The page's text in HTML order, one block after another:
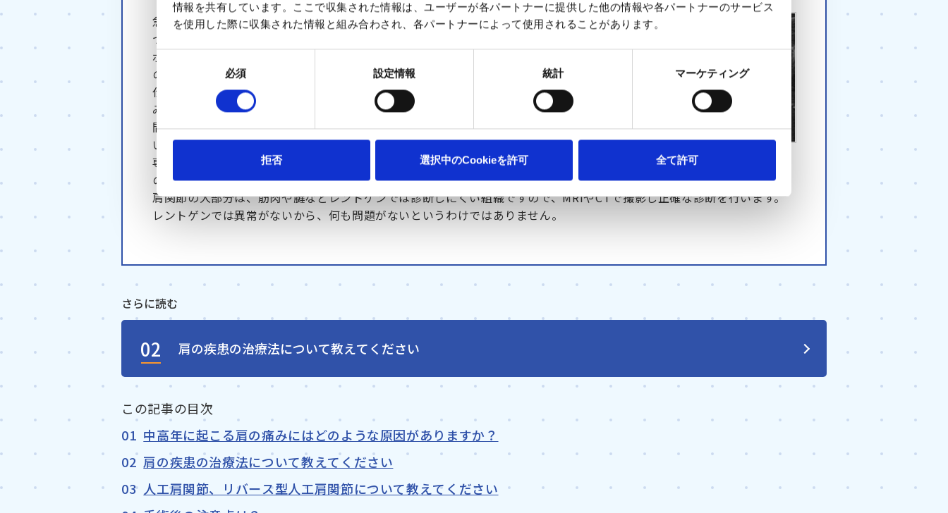
情報を共有しています。ここで収集された情報は、ユーザーが各パートナーに提供した他の情報や各パートナーのサービス
を使用した際に収集された情報と組み合わされ、各パートナーによって使用されることがあります。
同
意
の
選
択
必須 設定情報 統計 マーケティング
拒否 選択中のCookieを許可 全て許可
レントゲン(左）とMRI画像(右）
急に肩の関節が痛くなって、夜も眠れない、レントゲンで見ると真っ白にう
つる―。これは、肩関節に石灰がたまった疾患。ほかにも関節リウマチやス
ポーツのし過ぎで起こるスポーツ障害、肩周囲の骨折などもあるし、転移性
の骨腫瘍など、恐ろしい疾患が隠れていることがあるかもしれません。
仕事や日常生活に支障なければ問題はないのですが、痛くて夜眠れない、痛
みのために仕事ができない、腕が上がらなくて困るというなら、我慢して時
間が過ぎるのを待っていてはいけません。状態が良くなるにはどうしたらい
いか、早く適切な対応をとることが大切です。
専門の医師ならば、患者さんの肩を触って、話を聞いて、それだけでその肩
の痛みの原因が８割程度分かり、残りの2割を画像で判断します。
肩関節の大部分は、筋肉や腱などレントゲンでは診断しにくい組織ですので、MRIやCTで撮影し正確な診断を行います。
レントゲンでは異常がないから、何も問題がないというわけではありません。
02 肩の疾患の治療法について教えてください
中高年に起こる肩の痛みにはどのような原因がありますか？
肩の疾患の治療法について教えてください
人工肩関節、リバース型人工肩関節について教えてください